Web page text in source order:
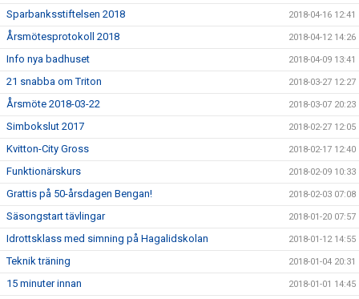
Sparbanksstiftelsen 2018 2018-04-16 12:41
Årsmötesprotokoll 2018 2018-04-12 14:26
Info nya badhuset 2018-04-09 13:41
21 snabba om Triton 2018-03-27 12:27
Årsmöte 2018-03-22 2018-03-07 20:23
Simbokslut 2017 2018-02-27 12:05
Kvitton-City Gross 2018-02-17 12:40
Funktionärskurs 2018-02-09 10:33
Grattis på 50-årsdagen Bengan! 2018-02-03 07:08
Säsongstart tävlingar 2018-01-20 07:57
Idrottsklass med simning på Hagalidskolan 2018-01-12 14:55
Teknik träning 2018-01-04 20:31
15 minuter innan 2018-01-01 14:45